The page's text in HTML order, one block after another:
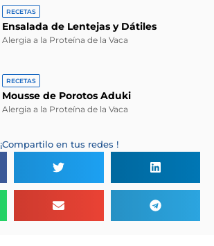
RECETAS
Ensalada de Lentejas y Dátiles
Alergia a la Proteína de la Vaca
RECETAS
Mousse de Porotos Aduki
Alergia a la Proteína de la Vaca
¡Compartilo en tus redes !